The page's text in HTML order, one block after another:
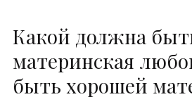
Какой должна
материнская
быть хорошей